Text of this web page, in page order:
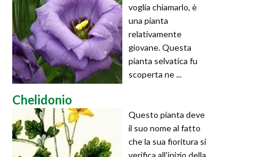
voglia chiamarlo, è
una pianta
relativamente
giovane. Questa
pianta selvatica fu
scoperta ne ...
Chelidonio
Questo pianta deve
il suo nome al fatto
che la sua fioritura si
verifica all'inizio della